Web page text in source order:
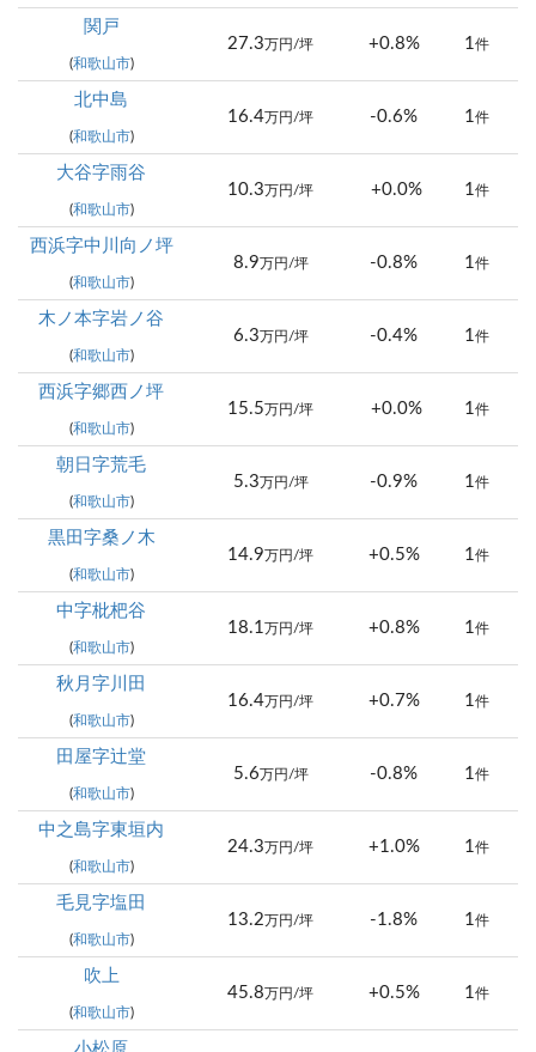
関戸
(和歌山市)
27.3 万円/坪 +0.8% 1件
北中島
(和歌山市)
16.4万円/坪 -0.6% 1件
大谷字雨谷
(和歌山市)
10.3 万円/坪 +0.0% 1件
西浜字中川向ノ坪
(和歌山市)
8.9 万円/坪 -0.8% 1件
木ノ本字岩ノ谷
(和歌山市)
6.3 万円/坪 -0.4% 1件
西浜字郷西ノ坪
(和歌山市)
15.5 万円/坪 +0.0% 1件
朝日字荒毛
(和歌山市)
5.3 万円/坪 -0.9% 1件
黒田字桑ノ木
(和歌山市)
14.9 万円/坪 +0.5% 1件
中字枇杷谷
(和歌山市)
18.1 万円/坪 +0.8% 1件
秋月字川田
(和歌山市)
16.4万円/坪 +0.7% 1件
田屋字辻堂
(和歌山市)
5.6 万円/坪 -0.8% 1件
中之島字東垣内
(和歌山市)
24.3 万円/坪 +1.0% 1件
毛見字塩田
(和歌山市)
13.2 万円/坪 -1.8% 1件
吹上
(和歌山市)
45.8 万円/坪 +0.5% 1件